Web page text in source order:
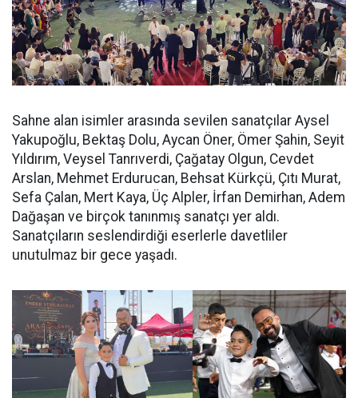
Sahne alan isimler arasında sevilen sanatçılar Aysel
Yakupoğlu, Bektaş Dolu, Aycan Öner, Ömer Şahin, Seyit
Yıldırım, Veysel Tanrıverdi, Çağatay Olgun, Cevdet
Arslan, Mehmet Erdurucan, Behsat Kürkçü, Çıtı Murat,
Sefa Çalan, Mert Kaya, Üç Alpler, İrfan Demirhan, Adem
Dağaşan ve birçok tanınmış sanatçı yer aldı.
Sanatçıların seslendirdiği eserlerle davetliler
unutulmaz bir gece yaşadı.